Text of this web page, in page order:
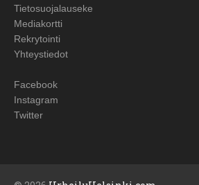
Tietosuojalauseke
Mediakortti
Rekrytointi
Yhteystiedot
Facebook
Instagram
Twitter